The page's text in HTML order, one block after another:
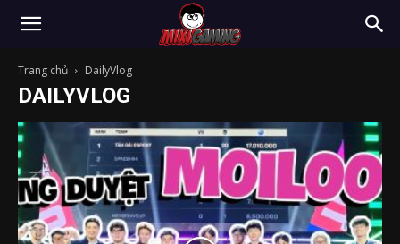
Trang chủ DailyVlog
DAILYVLOG